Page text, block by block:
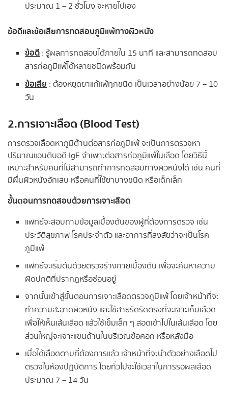
ประมาณ 1 – 2 ชั่วโมง จะหายไปเอง
ข้อดีและข้อเสียการทดสอบภูมิแพ้ทางผิวหนัง
ข้อดี: รู้ผลการทดสอบได้ภายใน 15 นาที และสามารถทดสอบ
สารก่อภูมิแพ้ได้หลายชนิดพร้อมกัน
ข้อเสีย: ต้องหยุดยาแก้แพ้ทุกชนิด เป็นเวลาอย่างน้อย 7 – 10
วัน
2.การเจาะเลือด (Blood Test)
การตรวจเลือดหาภูมิต้านต่อสารก่อภูมิแพ้ จะเป็นการตรวจหา
ปริมาณแอนติบอดี IgE จำเพาะต่อสารก่อภูมิแพ้ในเลือด โดยวิธีนี้
เหมาะสำหรับคนที่ไม่สามารถทำการทดสอบทางผิวหนังได้ เช่น คนที่
มีผื่นผิวหนังอักเสบ หรือคนที่ใช้ยาบางชนิด หรือเด็กเล็ก
ขั้นตอนการทดสอบด้วยการเจาะเลือด
แพทย์จะสอบถามข้อมูลเบื้องต้นของผู้ที่ต้องการตรวจ เช่น
ประวัติสุขภาพ โรคประจำตัว และอาการที่สงสัยว่าจะเป็นโรค
ภูมิแพ้
แพทย์จะเริ่มต้นด้วยตรวจร่างกายเบื้องต้น เพื่อจะค้นหาความ
ผิดปกติที่ปรากฎหรือซ่อนอยู่
จากนั้นเข้าสู่ขั้นตอนการเจาะเลือดตรวจภูมิแพ้ โดยเจ้าหน้าที่จะ
ทำความสะอาดผิวหนัง และใช้สายรัดรัดตรงที่จะเจาะเก็บเลือด
เพื่อให้เห็นเส้นเลือด แล้วใช้เข็มเล็ก ๆ สอดเข้าไปในเส้นเลือด โดย
ส่วนใหญ่จะเจาะแขนด้านในบริเวณข้อศอก หรือหลังมือ
เมื่อได้เลือดตามที่ต้องการแล้ว เจ้าหน้าที่จะนำตัวอย่างเลือดไป
ตรวจในห้องปฏิบัติการ โดยทั่วไปจะใช้เวลาในการรอผลเลือด
ประมาณ 7 – 14 วัน